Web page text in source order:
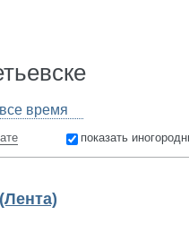
показать